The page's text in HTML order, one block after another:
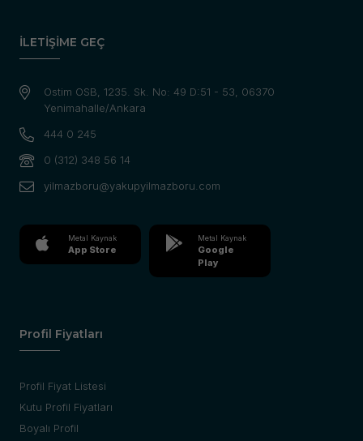
İLETİŞİME GEÇ
Ostim OSB, 1235. Sk. No: 49 D:51 - 53, 06370
Yenimahalle/Ankara
444 0 245
0 (312) 348 56 14
yilmazboru@yakupyilmazboru.com
Metal Kaynak
App Store
Metal Kaynak
Google
Play
Profil Fiyatları
Profil Fiyat Listesi
Kutu Profil Fiyatları
Boyalı Profil